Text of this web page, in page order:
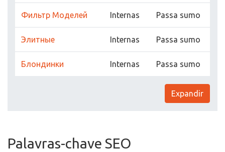
Фильтр Моделей Internas Passa sumo
Элитные Internas Passa sumo
Блондинки Internas Passa sumo
Expandir
Palavras-chave SEO